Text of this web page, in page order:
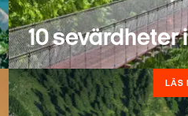
10 sevärdheter
LÄS